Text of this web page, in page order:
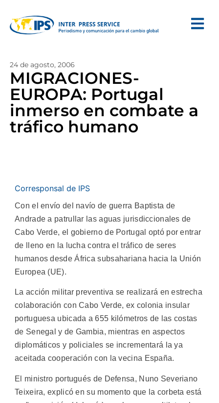
24 de agosto, 2006
MIGRACIONES-
EUROPA: Portugal
inmerso en combate a
tráfico humano
Corresponsal de IPS
Con el envío del navío de guerra Baptista de
Andrade a patrullar las aguas jurisdiccionales de
Cabo Verde, el gobierno de Portugal optó por entrar
de lleno en la lucha contra el tráfico de seres
humanos desde África subsahariana hacia la Unión
Europea (UE).
La acción militar preventiva se realizará en estrecha
colaboración con Cabo Verde, ex colonia insular
portuguesa ubicada a 655 kilómetros de las costas
de Senegal y de Gambia, mientras en aspectos
diplomáticos y policiales se incrementará la ya
aceitada cooperación con la vecina España.
El ministro portugués de Defensa, Nuno Severiano
Teixeira, explicó en su momento que la corbeta está